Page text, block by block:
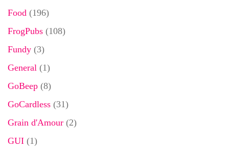
Food (196)
FrogPubs (108)
Fundy (3)
General (1)
GoBeep (8)
GoCardless (31)
Grain d'Amour (2)
GUI (1)